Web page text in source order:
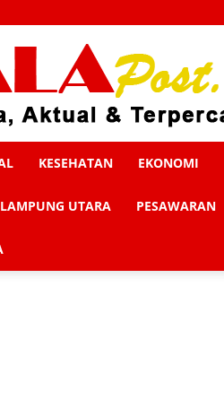
KESEHATAN EKONOMI
LAMPUNG UTARA PESAWARAN